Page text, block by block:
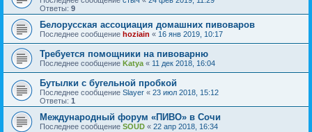
Ответы: 9
Белорусская ассоциация домашних пивоваров
Последнее сообщение hoziain « 16 янв 2019, 10:17
Требуется помощники на пивоварню
Последнее сообщение Katya « 11 дек 2018, 16:04
Бутылки с бугельной пробкой
Последнее сообщение Slayer « 23 июл 2018, 15:12
Ответы: 1
Международный форум «ПИВО» в Сочи
Последнее сообщение SOUD « 22 апр 2018, 16:34